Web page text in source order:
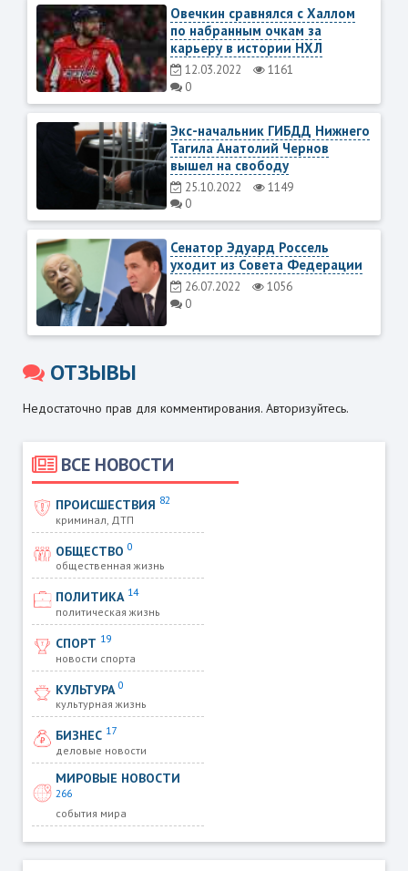
ВСЕ НОВОСТИ
ПРОИСШЕСТВИЯ 82
криминал, ДТП
ОБЩЕСТВО0
общественная жизнь
ПОЛИТИКА 14
политическая жизнь
СПОРТ 19
новости спорта
КУЛЬТУРА0
культурная жизнь
БИЗНЕС 17
деловые новости
МИРОВЫЕ НОВОСТИ
266
события мира
Овечкин сравнялся с Халлом
по набранным очкам за
карьеру в истории НХЛ
12.03.2022
1161
0
Экс-начальник ГИБДД Нижнего
Тагила Анатолий Чернов
вышел на свободу
25.10.2022
1149
0
Сенатор Эдуард Россель
уходит из Совета Федерации
26.07.2022
1056
0
ОТЗЫВЫ
Недостаточно прав для комментирования. Авторизуйтесь.